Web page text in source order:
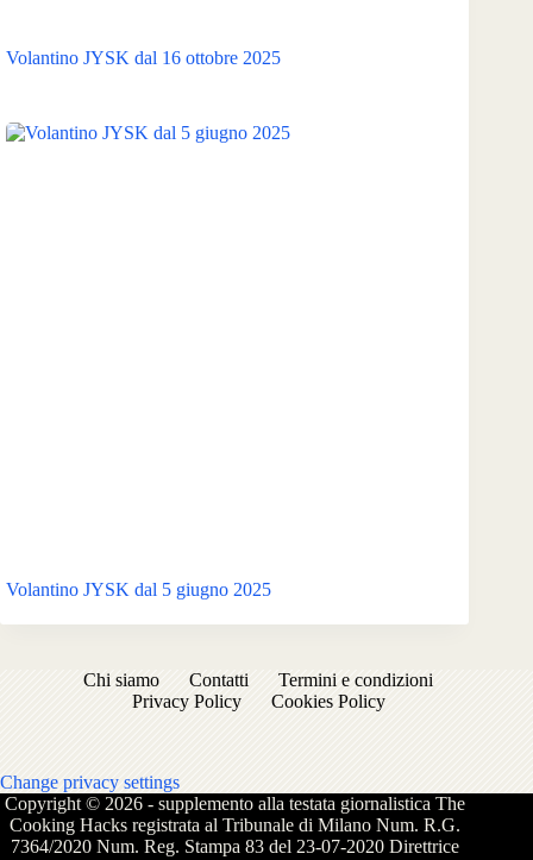
Volantino JYSK dal 16 ottobre 2025
Volantino JYSK dal 5 giugno 2025
Chi siamo Contatti
Termini e condizioni
Privacy Policy
Cookies Policy
Change privacy settings
Copyright © 2026 - supplemento alla testata giornalistica The
Cooking Hacks registrata al Tribunale di Milano Num. R.G.
7364/2020 Num. Reg. Stampa 83 del 23-07-2020 Direttrice